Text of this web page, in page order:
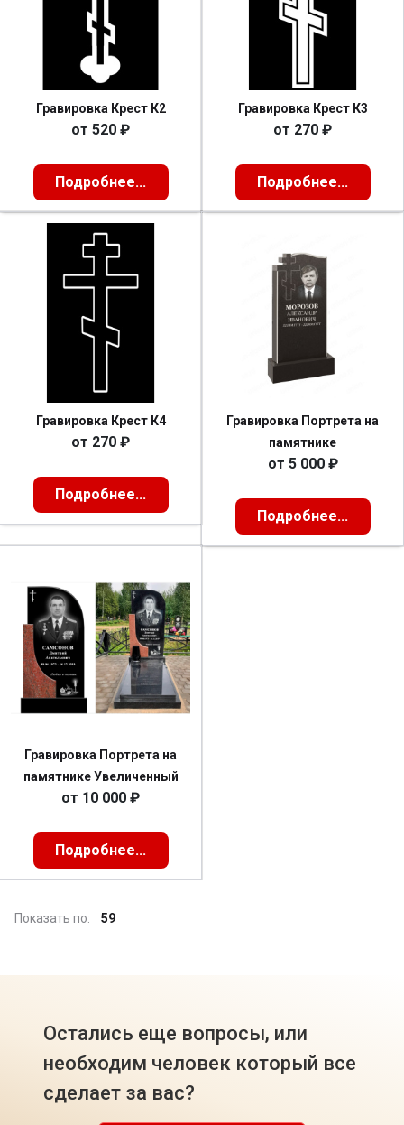
Гравировка Крест К2
от 520 ₽
Подробнее...
Гравировка Крест К3
от 270 ₽
Подробнее...
Гравировка Крест К4
от 270 ₽
Подробнее...
Гравировка Портрета на
памятнике
от 5 000₽
Подробнее...
Гравировка Портрета на
памятнике Увеличенный
от 10 000 ₽
Подробнее...
Показать по: 59
Остались еще вопросы, или
необходим человек который все
сделает за вас?